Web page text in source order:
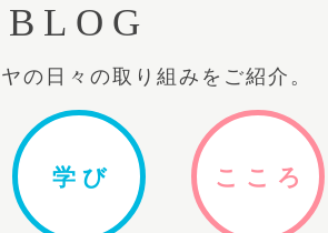
BLOG
の日々の取り組みをご紹介。
学 び ここ ろ